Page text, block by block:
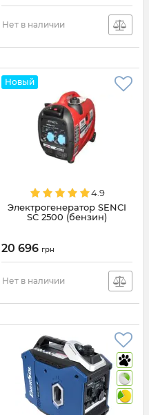
Нет в наличии
Новый
4.9
Электрогенератор SENCI
SC 2500 (бензин)
20 696 грн
Нет в наличии